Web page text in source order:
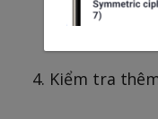
Cookie
Kiểm tra